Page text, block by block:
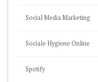
Social Media Marketing
Sociale Hygiene Online
Spotify